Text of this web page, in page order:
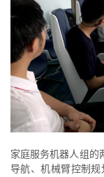
家庭服务机器人组的
导航、机械臂控制